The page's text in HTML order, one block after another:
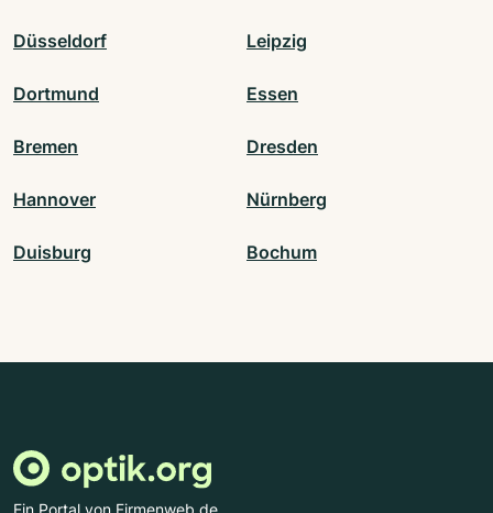
Düsseldorf Leipzig
Dortmund Essen
Bremen Dresden
Hannover Nürnberg
Duisburg Bochum
Ein Portal von Firmenweb.de